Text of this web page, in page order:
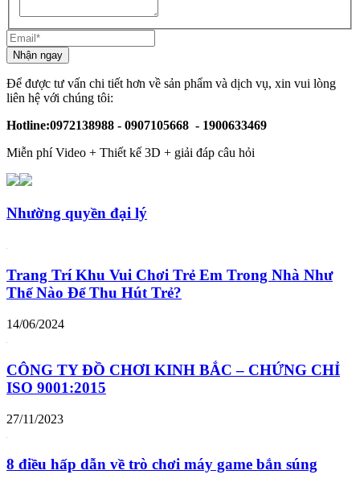
Nhận ngay
Để được tư vấn chi tiết hơn về sản phẩm và dịch vụ, xin vui lòng
liên hệ với chúng tôi:
Hotline:0972138988 - 0907105668 - 1900633469
Miễn phí Video + Thiết kế 3D + giải đáp câu hỏi
Nhường quyền đại lý
Trang Trí Khu Vui Chơi Trẻ Em Trong Nhà Như
Thế Nào Để Thu Hút Trẻ?
14/06/2024
CÔNG TY ĐỒ CHƠI KINH BẮC – CHỨNG CHỈ
ISO 9001:2015
27/11/2023
8 điều hấp dẫn về trò chơi máy game bắn súng